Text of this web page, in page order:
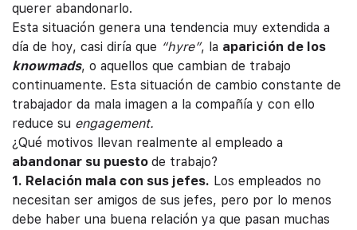
querer abandonarlo.
Esta situación genera una tendencia muy extendida a
día de hoy, casi diría que “hyre”, la aparición de los
knowmads, o aquellos que cambian de trabajo
continuamente. Esta situación de cambio constante de
trabajador da mala imagen a la compañía y con ello
reduce su engagement.
¿Qué motivos llevan realmente al empleado a
abandonar su puesto de trabajo?
1. Relación mala con sus jefes. Los empleados no
necesitan ser amigos de sus jefes, pero por lo menos
debe haber una buena relación ya que pasan muchas